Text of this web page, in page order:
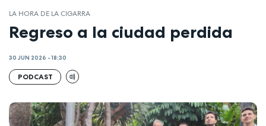
LA HORA DE LA CIGARRA
Regreso a la ciudad perdida
30 JUN 2026 - 18:30
PODCAST